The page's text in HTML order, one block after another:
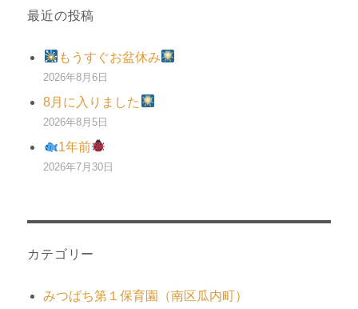
最近の投稿
もうすぐお盆休み
2026年8月6日
8月に入りました
2026年8月5日
1年前
2026年7月30日
カテゴリー
みつばち第１保育園（南区瓜内町）